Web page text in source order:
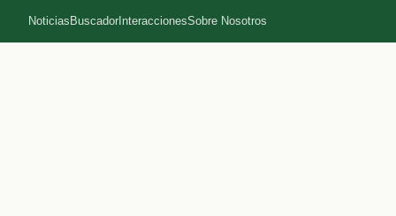
Noticias Buscador InteraccionesSobre Nosotros